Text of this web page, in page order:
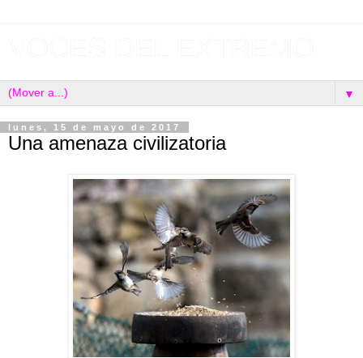
▼
lunes, 15 de mayo de 2017
Una amenaza civilizatoria